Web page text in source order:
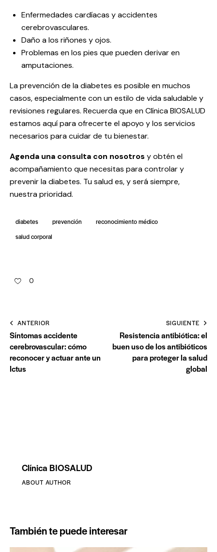
Enfermedades cardíacas y accidentes
cerebrovasculares.
Daño a los riñones y ojos.
Problemas en los pies que pueden derivar en
amputaciones.
La prevención de la diabetes es posible en muchos
casos, especialmente con un estilo de vida saludable y
revisiones regulares. Recuerda que en Clínica BIOSALUD
estamos aquí para ofrecerte el apoyo y los servicios
necesarios para cuidar de tu bienestar.
Agenda una consulta con nosotros y obtén el
acompañamiento que necesitas para controlar y
prevenir la diabetes. Tu salud es, y será siempre,
nuestra prioridad.
diabetes prevención
reconocimiento médico
salud corporal
0
ANTERIOR
Síntomas accidente
cerebrovascular: cómo
reconocer y actuar ante un
Ictus
SIGUIENTE
Resistencia antibiótica: el
buen uso de los antibióticos
para proteger la salud
global
Clínica BIOSALUD
ABOUT AUTHOR
También te puede interesar